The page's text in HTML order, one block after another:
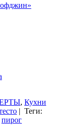
, Кухни
| Теги:
пирог